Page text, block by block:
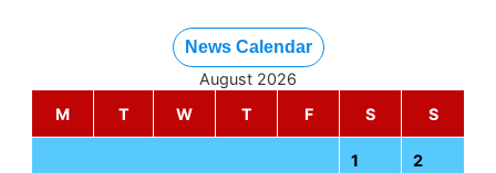
News Calendar
August 2026
M
T W T F S S
1 2